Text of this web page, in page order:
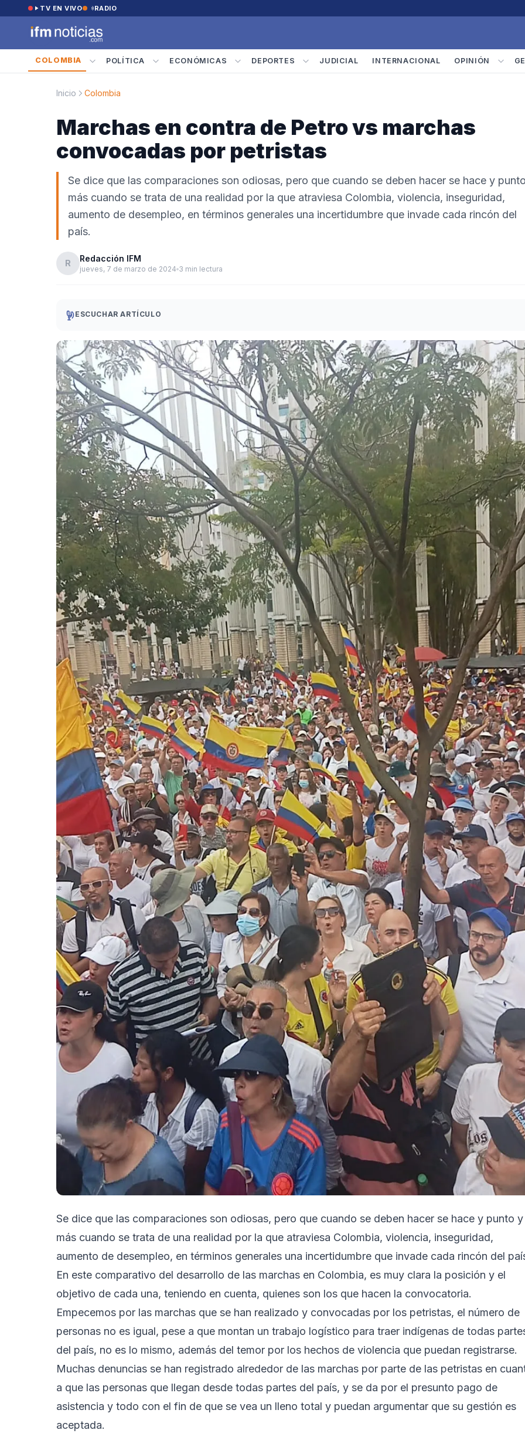
Saltar al contenido
TV EN VIVO RADIO
COLOMBIA POLÍTICA ECONÓMICAS DEPORTES JUDICIAL INTERNACIONAL OPINIÓN
Inicio Colombia
Marchas en contra de Petro vs marchas
convocadas por petristas
Se dice que las comparaciones son odiosas, pero que cuando se deben hacer se hace y
más cuando se trata de una realidad por la que atraviesa Colombia, violencia, inseguridad,
aumento de desempleo, en términos generales una incertidumbre que invade cada rincón del
país.
R Redacción IFM
jueves, 7 de marzo de 2024 3 min lectura
ESCUCHAR ARTÍCULO
Se dice que las comparaciones son odiosas, pero que cuando se deben hacer se hace y punto y
más cuando se trata de una realidad por la que atraviesa Colombia, violencia, inseguridad,
aumento de desempleo, en términos generales una incertidumbre que invade cada rincón del
En este comparativo del desarrollo de las marchas en Colombia, es muy clara la posición y el
objetivo de cada una, teniendo en cuenta, quienes son los que hacen la convocatoria.
Empecemos por las marchas que se han realizado y convocadas por los petristas, el número de
personas no es igual, pese a que montan un trabajo logístico para traer indígenas de todas
del país, no es lo mismo, además del temor por los hechos de violencia que puedan registrarse.
Muchas denuncias se han registrado alrededor de las marchas por parte de las petristas en
a que las personas que llegan desde todas partes del país, y se da por el presunto pago de
asistencia y todo con el fin de que se vea un lleno total y puedan argumentar que su gestión es
aceptada.